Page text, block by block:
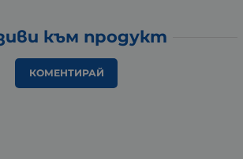
към продукт
КОМЕНТИРАЙ